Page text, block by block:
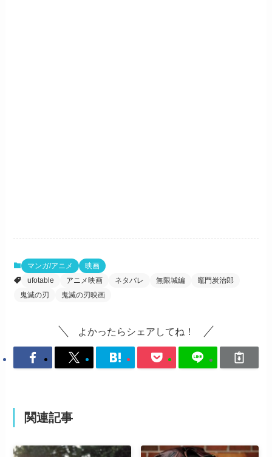
マンガ/アニメ
映画
ufotable
アニメ映画 ネタバレ 無限城編
竈門炭治郎
鬼滅の刃
鬼滅の刃映画
よかったらシェアしてね！
関連記事